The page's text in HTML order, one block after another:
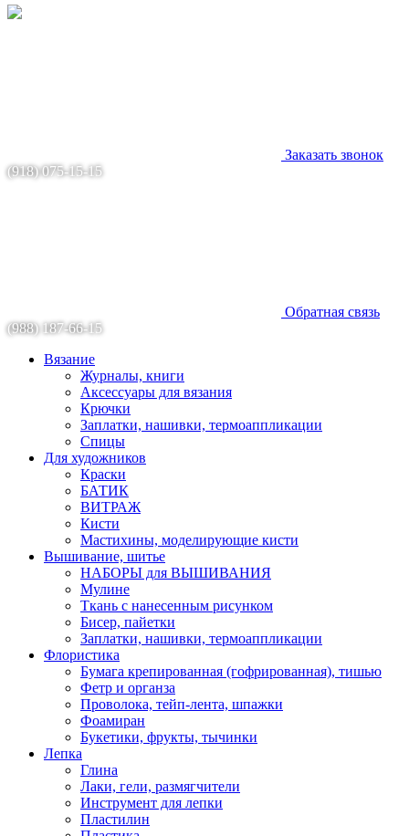
Заказать звонок
(918) 075-15-15
Обратная связь
(988) 187-66-15
Вязание
Журналы, книги
Аксессуары для вязания
Крючки
Заплатки, нашивки, термоаппликации
Спицы
Для художников
Краски
БАТИК
ВИТРАЖ
Кисти
Мастихины, моделирующие кисти
Вышивание, шитье
НАБОРЫ для ВЫШИВАНИЯ
Мулине
Ткань с нанесенным рисунком
Бисер, пайетки
Заплатки, нашивки, термоаппликации
Флористика
Бумага крепированная (гофрированная), тишью
Фетр и органза
Проволока, тейп-лента, шпажки
Фоамиран
Букетики, фрукты, тычинки
Лепка
Глина
Лаки, гели, размягчители
Инструмент для лепки
Пластилин